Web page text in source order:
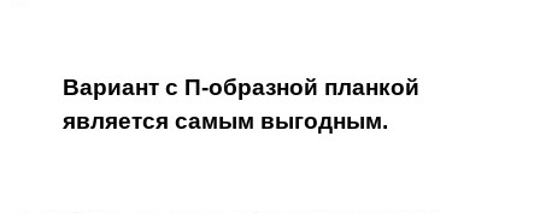
Вариант с П-образной планкой
является самым выгодным.